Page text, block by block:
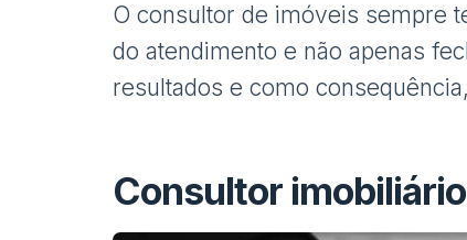
O consultor de imóveis sempre
do atendimento e não apenas
resultados e como
Consultor